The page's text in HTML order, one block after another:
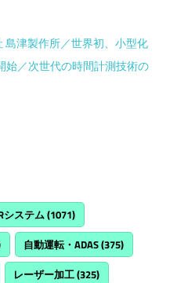
島津製作所／世界初、小型化
始／次世代の時間計測技術の
システム(1071)
自動運転・ADAS(375)
レーザー加工(325)